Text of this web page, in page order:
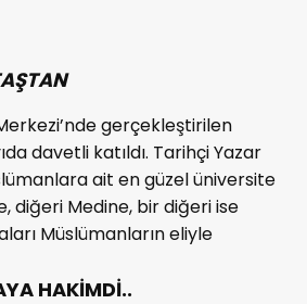
gerçekleştirilen
davetli katıldı. Tarihçi Yazar
ait en güzel üniversite
diğeri Medine, bir diğeri ise
Müslümanların eliyle
HAKİMDİ..